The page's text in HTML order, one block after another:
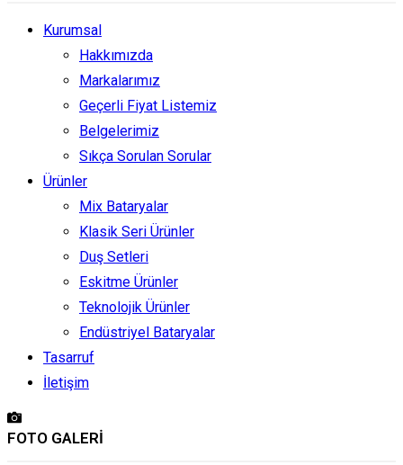
Kurumsal
Hakkımızda
Markalarımız
Geçerli Fiyat Listemiz
Belgelerimiz
Sıkça Sorulan Sorular
Ürünler
Mix Bataryalar
Klasik Seri Ürünler
Duş Setleri
Eskitme Ürünler
Teknolojik Ürünler
Endüstriyel Bataryalar
Tasarruf
İletişim
FOTO GALERİ